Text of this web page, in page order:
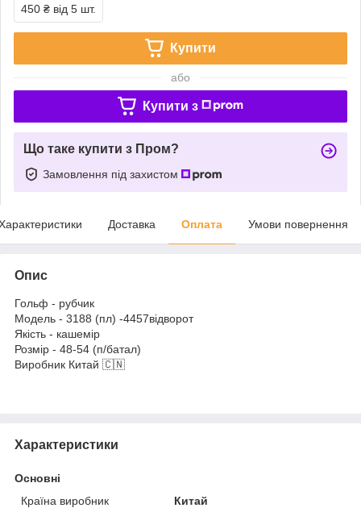
450 ₴ від 5 шт.
Купити
або
Купити з
Що таке купити з Пром?
Замовлення під захистом
Доставка Оплата Умови повернення
Опис
Гольф - рубчик
Модель - 3188 (пл) -4457відворот
Якість - кашемір
Розмір - 48-54 (п/батал)
Виробник Китай 🇨🇳
Характеристики
Основні
Країна виробник
Китай